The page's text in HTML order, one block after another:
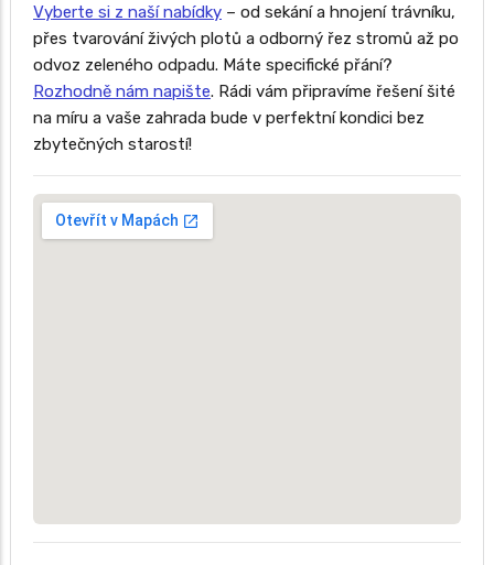
Vyberte si z naší nabídky – od sekání a hnojení trávníku,
přes tvarování živých plotů a odborný řez stromů až po
odvoz zeleného odpadu. Máte specifické přání?
Rozhodně nám napište. Rádi vám připravíme řešení šité
na míru a vaše zahrada bude v perfektní kondici bez
zbytečných starostí!